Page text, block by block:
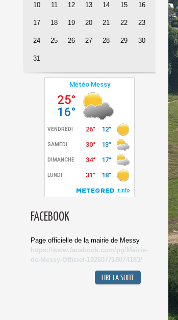
10 11 12 13 14 15 16
17 18 19 20 21 22 23
24 25 26 27 28 29 30
31
FACEBOOK
Page officielle de la mairie de Messy
https://www.facebook.com/pg/Mairie-
de-Messy-Officiel-102607718074183/